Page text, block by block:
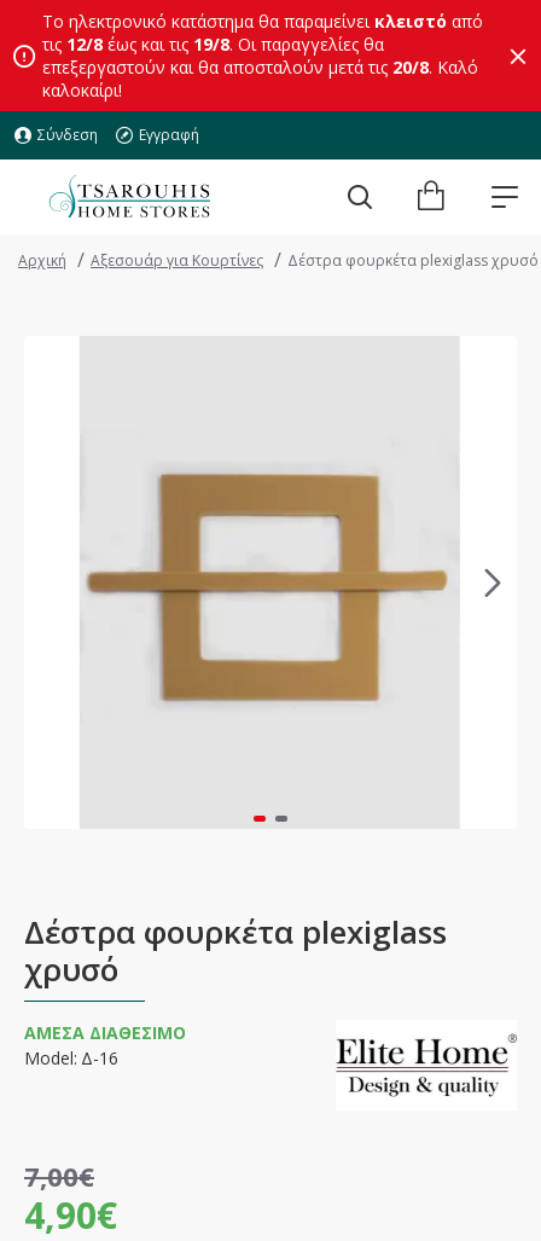
Το ηλεκτρονικό κατάστημα θα παραμείνει κλειστό από
τις 12/8 έως και τις 19/8. Οι παραγγελίες θα
επεξεργαστούν και θα αποσταλούν μετά τις 20/8. Καλό
καλοκαίρι!
Σύνδεση Εγγραφή
Αρχική Αξεσουάρ για Κουρτίνες Δέστρα φουρκέτα plexiglass χρυσό
Δέστρα φουρκέτα plexiglass
χρυσό
4,90€
7,00€
ΆΜΕΣΑ ΔΙΑΘΈΣΙΜΟ
Model: Δ-16